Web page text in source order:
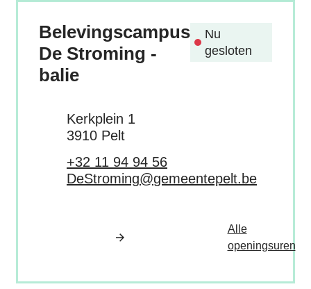
Contact
Belevingscampus
De Stroming -
balie
Nu
gesloten
AdresKerkplein 1
,3910 Pelt
+32 11 94 94 56
E-mailDeStroming@gemeentepelt.be
Alle
openingsuren